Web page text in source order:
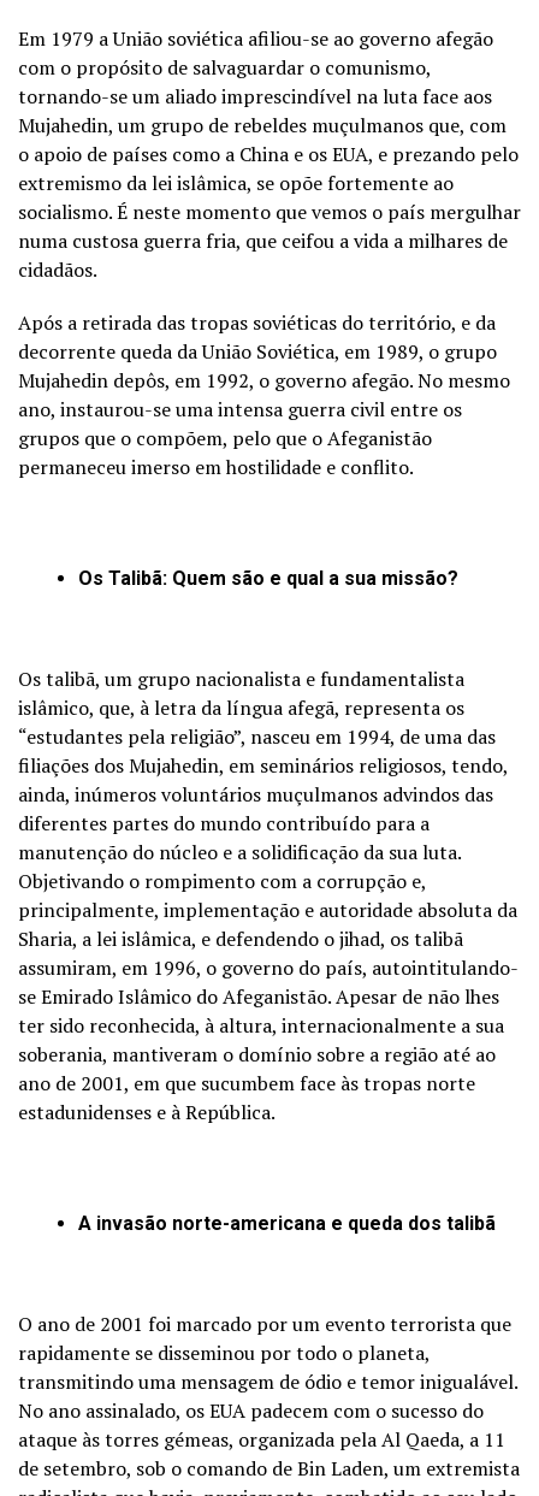
Em 1979 a União soviética afiliou-se ao governo afegão
com o propósito de salvaguardar o comunismo,
tornando-se um aliado imprescindível na luta face aos
Mujahedin, um grupo de rebeldes muçulmanos que, com
o apoio de países como a China e os EUA, e prezando pelo
extremismo da lei islâmica, se opõe fortemente ao
socialismo. É neste momento que vemos o país mergulhar
numa custosa guerra fria, que ceifou a vida a milhares de
cidadãos.
Após a retirada das tropas soviéticas do território, e da
decorrente queda da União Soviética, em 1989, o grupo
Mujahedin depôs, em 1992, o governo afegão. No mesmo
ano, instaurou-se uma intensa guerra civil entre os
grupos que o compõem, pelo que o Afeganistão
permaneceu imerso em hostilidade e conflito.
Os Talibã: Quem são e qual a sua missão?
Os talibã, um grupo nacionalista e fundamentalista
islâmico, que, à letra da língua afegã, representa os
“estudantes pela religião”, nasceu em 1994, de uma das
filiações dos Mujahedin, em seminários religiosos, tendo,
ainda, inúmeros voluntários muçulmanos advindos das
diferentes partes do mundo contribuído para a
manutenção do núcleo e a solidificação da sua luta.
Objetivando o rompimento com a corrupção e,
principalmente, implementação e autoridade absoluta da
Sharia, a lei islâmica, e defendendo o jihad, os talibã
assumiram, em 1996, o governo do país, autointitulando-
se Emirado Islâmico do Afeganistão. Apesar de não lhes
ter sido reconhecida, à altura, internacionalmente a sua
soberania, mantiveram o domínio sobre a região até ao
ano de 2001, em que sucumbem face às tropas norte
estadunidenses e à República.
A invasão norte-americana e queda dos talibã
O ano de 2001 foi marcado por um evento terrorista que
rapidamente se disseminou por todo o planeta,
transmitindo uma mensagem de ódio e temor inigualável.
No ano assinalado, os EUA padecem com o sucesso do
ataque às torres gémeas, organizada pela Al Qaeda, a 11
de setembro, sob o comando de Bin Laden, um extremista